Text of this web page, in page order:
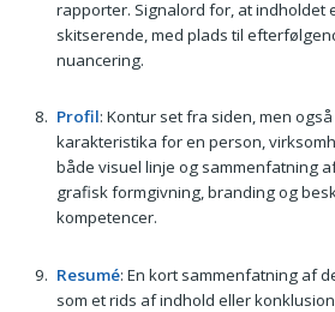
rapporter. Signalord for, at indholdet
skitserende, med plads til
nuancering.
Profil: Kontur set fra siden, men
karakteristika for en person,
både visuel linje og sammenfatning
grafisk formgivning, branding og
kompetencer.
Resumé: En kort sammenfatning af
som et rids af indhold eller